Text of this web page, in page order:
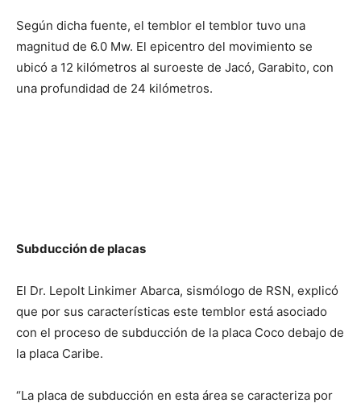
Según dicha fuente, el temblor el temblor tuvo una
magnitud de 6.0 Mw. El epicentro del movimiento se
ubicó a 12 kilómetros al suroeste de Jacó, Garabito, con
una profundidad de 24 kilómetros.
Subducción de placas
El Dr. Lepolt Linkimer Abarca, sismólogo de RSN, explicó
que por sus características este temblor está asociado
con el proceso de subducción de la placa Coco debajo de
la placa Caribe.
“La placa de subducción en esta área se caracteriza por